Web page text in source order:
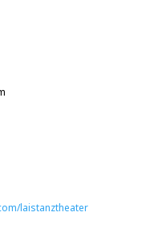
laistanztheater